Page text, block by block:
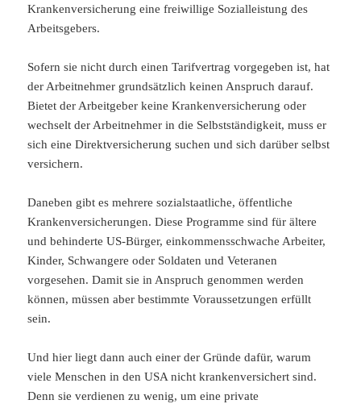
Krankenversicherung eine freiwillige Sozialleistung des
Arbeitsgebers.
Sofern sie nicht durch einen Tarifvertrag vorgegeben ist, hat
der Arbeitnehmer grundsätzlich keinen Anspruch darauf.
Bietet der Arbeitgeber keine Krankenversicherung oder
wechselt der Arbeitnehmer in die Selbstständigkeit, muss er
sich eine Direktversicherung suchen und sich darüber selbst
versichern.
Daneben gibt es mehrere sozialstaatliche, öffentliche
Krankenversicherungen. Diese Programme sind für ältere
und behinderte US-Bürger, einkommensschwache Arbeiter,
Kinder, Schwangere oder Soldaten und Veteranen
vorgesehen. Damit sie in Anspruch genommen werden
können, müssen aber bestimmte Voraussetzungen erfüllt
sein.
Und hier liegt dann auch einer der Gründe dafür, warum
viele Menschen in den USA nicht krankenversichert sind.
Denn sie verdienen zu wenig, um eine private